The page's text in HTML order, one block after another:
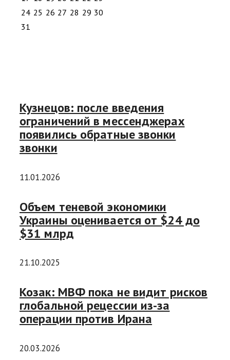
24 25 26 27 28 29 30
31
Кузнецов: после введения
ограничений в мессенджерах
появились обратные звонки
звонки
11.01.2026
Объем теневой экономики
Украины оценивается от $24 до
$31 млрд
21.10.2025
Козак: МВФ пока не видит рисков
глобальной рецессии из-за
операции против Ирана
20.03.2026